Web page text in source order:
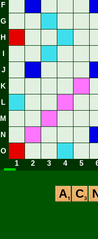
F
G
H
J
K
L
M
N
O
1
2 3 4 5
A C